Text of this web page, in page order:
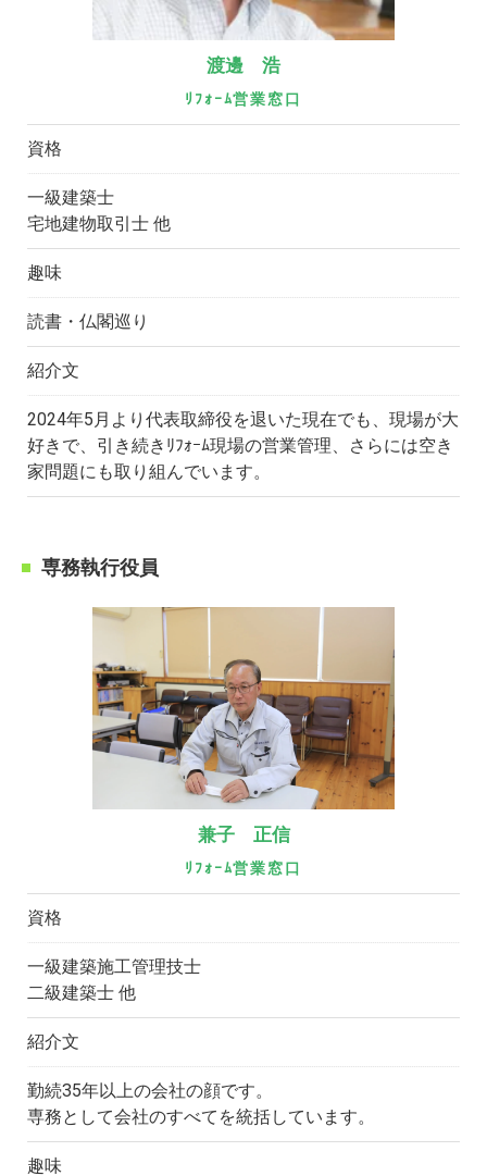
渡邊 浩
ﾘﾌｫｰﾑ営業窓口
資格
一級建築士
宅地建物取引士 他
趣味
読書・仏閣巡り
紹介文
2024年5月より代表取締役を退いた現在でも、現場が大
好きで、引き続きﾘﾌｫｰﾑ現場の営業管理、さらには空き
家問題にも取り組んでいます。
専務執行役員
兼子 正信
ﾘﾌｫｰﾑ営業窓口
資格
一級建築施工管理技士
二級建築士 他
紹介文
勤続35年以上の会社の顔です。
専務として会社のすべてを統括しています。
趣味